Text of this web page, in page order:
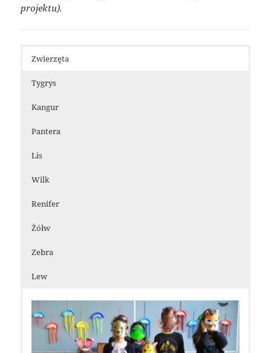
projektu).
Zwierzęta
Tygrys
Kangur
Pantera
Lis
Wilk
Renifer
Żółw
Zebra
Lew